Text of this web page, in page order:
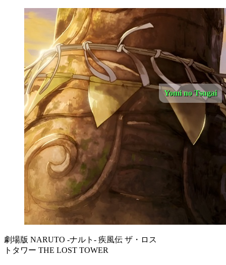
Yomi no Tsugai
劇場版 NARUTO -ナルト- 疾風伝 ザ・ロス
トタワー THE LOST TOWER